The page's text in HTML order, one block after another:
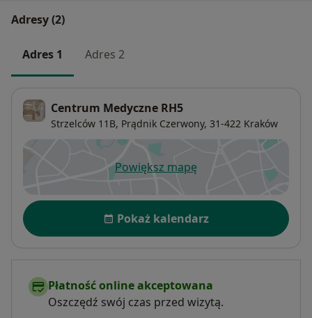
Adresy (2)
Adres 1 Adres 2
Centrum Medyczne RH5
Strzelców 11B, Prądnik Czerwony, 31-422 Kraków
Powiększ mapęotwiera się w nowej karcie
Dostępność
Pokaż kalendarz
Płatność online akceptowana
Oszczędź swój czas przed wizytą.